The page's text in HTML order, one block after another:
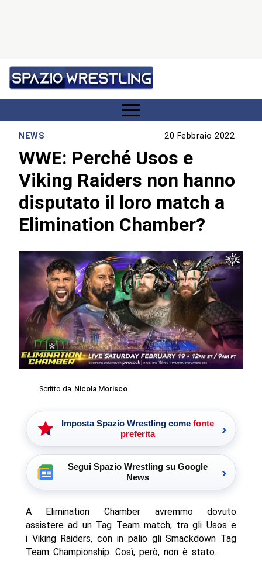
NEWS 20 Febbraio 2022
WWE: Perché Usos e
Viking Raiders non hanno
disputato il loro match a
Elimination Chamber?
Scritto da Nicola Morisco
Imposta Spazio Wrestling come fonte
preferita
›
Segui Spazio Wrestling su Google
News
›
A Elimination Chamber avremmo dovuto
assistere ad un Tag Team match, tra gli Usos e
i Viking Raiders, con in palio gli Smackdown Tag
Team Championship. Così, però, non è stato.